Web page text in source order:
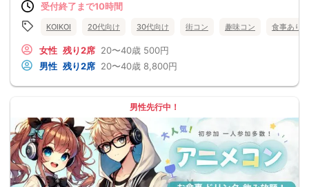
受付終了まで10時間
KOIKOI 20代向け 30代向け 街コン 趣味コン 食事あり
女性 残り2席 20〜40歳 500円
男性 残り2席 20〜40歳 8,800円
男性先行中！